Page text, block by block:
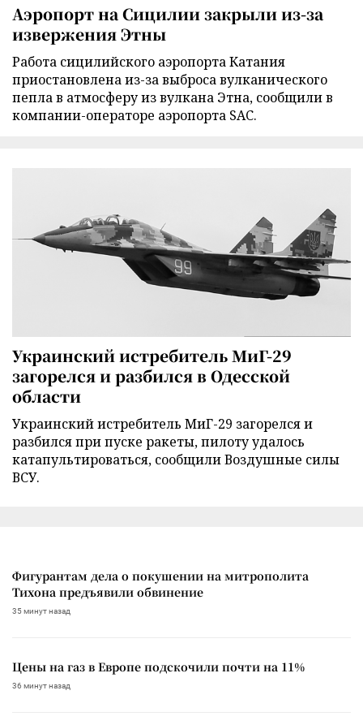
Аэропорт на Сицилии закрыли из-за
извержения Этны
Работа сицилийского аэропорта Катания
приостановлена из-за выброса вулканического
пепла в атмосферу из вулкана Этна, сообщили в
компании-операторе аэропорта SAC.
Украинский истребитель МиГ-29
загорелся и разбился в Одесской
области
Украинский истребитель МиГ-29 загорелся и
разбился при пуске ракеты, пилоту удалось
катапультироваться, сообщили Воздушные силы
ВСУ.
Фигурантам дела о покушении на митрополита
Тихона предъявили обвинение
35 минут назад
Цены на газ в Европе подскочили почти на 11%
36 минут назад